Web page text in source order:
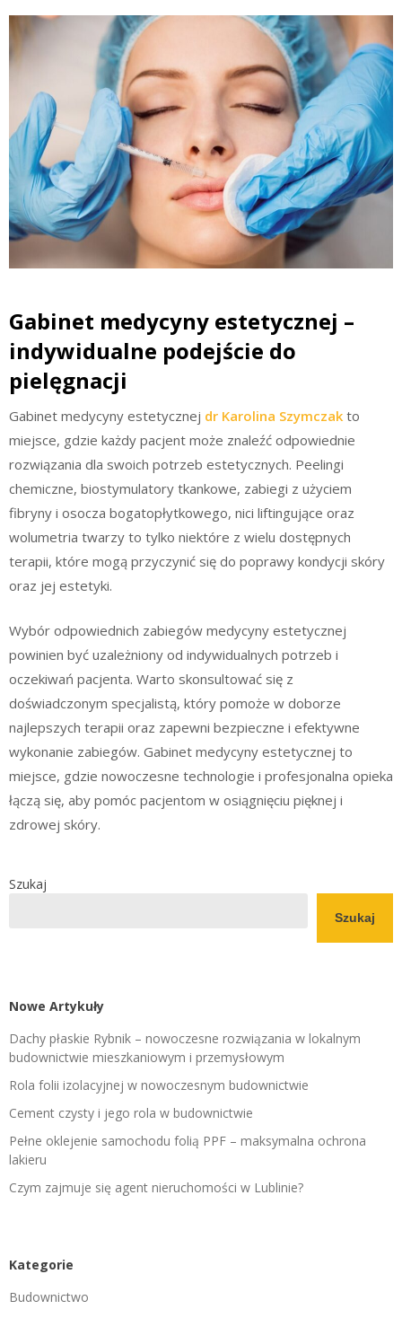
Gabinet medycyny estetycznej –
indywidualne podejście do
pielęgnacji
Gabinet medycyny estetycznej dr Karolina Szymczak to
miejsce, gdzie każdy pacjent może znaleźć odpowiednie
rozwiązania dla swoich potrzeb estetycznych. Peelingi
chemiczne, biostymulatory tkankowe, zabiegi z użyciem
fibryny i osocza bogatopłytkowego, nici liftingujące oraz
wolumetria twarzy to tylko niektóre z wielu dostępnych
terapii, które mogą przyczynić się do poprawy kondycji skóry
oraz jej estetyki.
Wybór odpowiednich zabiegów medycyny estetycznej
powinien być uzależniony od indywidualnych potrzeb i
oczekiwań pacjenta. Warto skonsultować się z
doświadczonym specjalistą, który pomoże w doborze
najlepszych terapii oraz zapewni bezpieczne i efektywne
wykonanie zabiegów. Gabinet medycyny estetycznej to
miejsce, gdzie nowoczesne technologie i profesjonalna opieka
łączą się, aby pomóc pacjentom w osiągnięciu pięknej i
zdrowej skóry.
Szukaj
Szukaj
Nowe Artykuły
Dachy płaskie Rybnik – nowoczesne rozwiązania w lokalnym
budownictwie mieszkaniowym i przemysłowym
Rola folii izolacyjnej w nowoczesnym budownictwie
Cement czysty i jego rola w budownictwie
Pełne oklejenie samochodu folią PPF – maksymalna ochrona
lakieru
Czym zajmuje się agent nieruchomości w Lublinie?
Kategorie
Budownictwo